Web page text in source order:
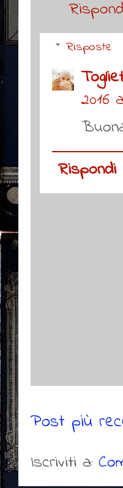
Risposte
2016
Rispondi
Post più
Iscriviti a: